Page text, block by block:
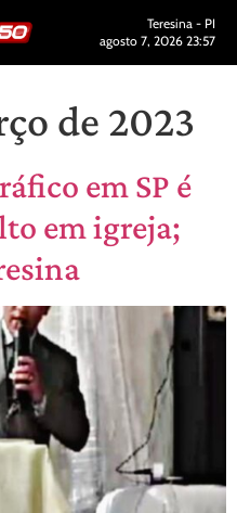
Teresina - PI
agosto 7, 2026 23:57
de 2023
em SP é
em igreja;